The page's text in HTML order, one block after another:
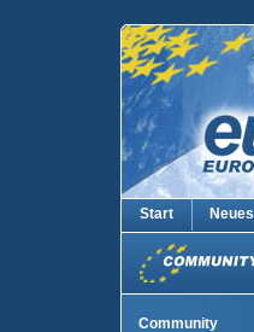
Start Neues
Community